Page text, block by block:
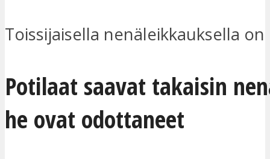
Toissijaisella nenäleikkauksella
Potilaat saavat takaisin
he ovat odottaneet